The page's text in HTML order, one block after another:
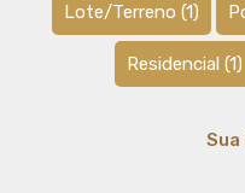
Lote/Terreno (1)
Residencial (1)